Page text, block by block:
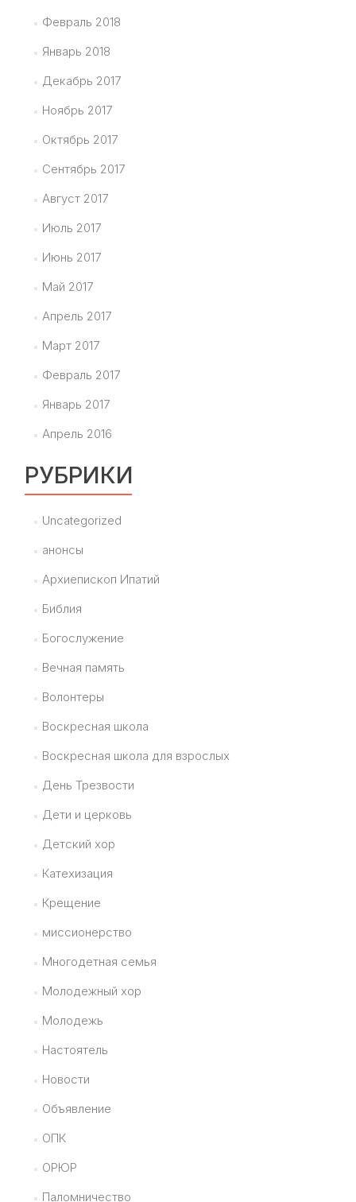
Февраль 2018
Январь 2018
Декабрь 2017
Ноябрь 2017
Октябрь 2017
Сентябрь 2017
Август 2017
Июль 2017
Июнь 2017
Май 2017
Апрель 2017
Март 2017
Февраль 2017
Январь 2017
Апрель 2016
РУБРИКИ
Uncategorized
анонсы
Архиепископ Ипатий
Библия
Богослужение
Вечная память
Волонтеры
Воскресная школа
Воскресная школа для взрослых
День Трезвости
Дети и церковь
Детский хор
Катехизация
Крещение
миссионерство
Многодетная семья
Молодежный хор
Молодежь
Настоятель
Новости
Объявление
ОПК
ОРЮР
Паломничество